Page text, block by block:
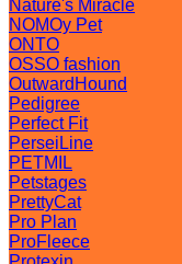
Nature's Miracle
NOMOy Pet
ONTO
OSSO fashion
OutwardHound
Pedigree
Perfect Fit
PerseiLine
PETMIL
Petstages
PrettyCat
Pro Plan
ProFleece